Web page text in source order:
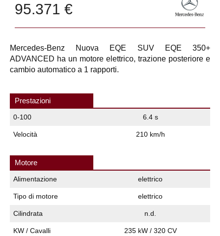
95.371 €
Mercedes-Benz Nuova EQE SUV EQE 350+
ADVANCED ha un motore elettrico, trazione posteriore e
cambio automatico a 1 rapporti.
Prestazioni
0-100 6.4 s
Velocità 210 km/h
Motore
Alimentazione elettrico
Tipo di motore elettrico
Cilindrata n.d.
KW / Cavalli 235 kW / 320 CV